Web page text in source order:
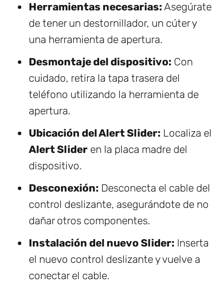
Herramientas necesarias: Asegúrate
de tener un destornillador, un cúter y
una herramienta de apertura.
Desmontaje del dispositivo: Con
cuidado, retira la tapa trasera del
teléfono utilizando la herramienta de
apertura.
Ubicación del Alert Slider: Localiza el
Alert Slider en la placa madre del
dispositivo.
Desconexión: Desconecta el cable del
control deslizante, asegurándote de no
dañar otros componentes.
Instalación del nuevo Slider: Inserta
el nuevo control deslizante y vuelve a
conectar el cable.